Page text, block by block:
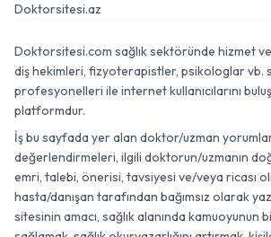
Doktorsitesi.az
Doktorsitesi.com sağlık sektöründe hizmet
diş hekimleri, fizyoterapistler, psikologlar vb.
profesyonelleri ile internet kullanıcılarını
platformdur.
İş bu sayfada yer alan doktor/uzman
değerlendirmeleri, ilgili doktorun/uzmanın
emri, talebi, önerisi, tavsiyesi ve/veya ricası
hasta/danışan tarafından bağımsız olarak
sitesinin amacı, sağlık alanında kamuoyunun